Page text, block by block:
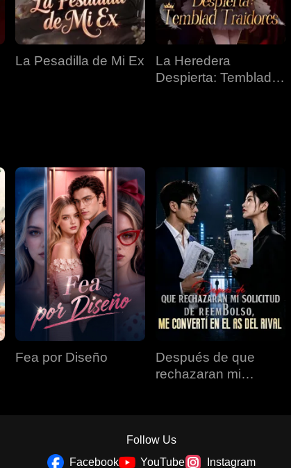
La Pesadilla de Mi Ex
La Heredera
Despierta: Temblad
Fea por Diseño
Después de que
rechazaran mi
rival
Follow Us
Facebook
YouTube Instagram